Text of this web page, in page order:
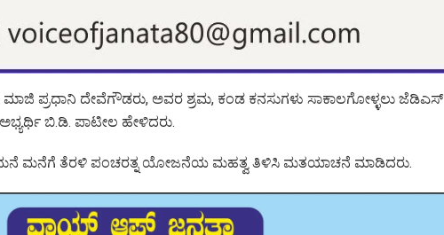
ಪ್ರಧಾನಿ ದೇವೆಗೌಡರು, ಅವರ ಶ್ರಮ, ಕಂಡ ಕನಸುಗಳು ಸಾಕಾಲಗೋಳ್ಳಲು ಜೆಡಿಎಸ್
ಬಿ.ಡಿ. ಪಾಟೀಲ ಹೇಳಿದರು.
ಮನೆ ಮನೆಗೆ ತೆರಳಿ ಪಂಚರತ್ನ ಯೋಜನೆಯ ಮಹತ್ವ ತಿಳಿಸಿ ಮತಯಾಚನೆ ಮಾಡಿದರು.